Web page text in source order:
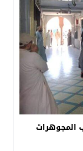
المجوهرات